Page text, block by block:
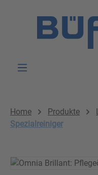
Home Produkte
Spezialreiniger